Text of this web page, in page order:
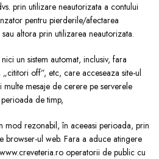
prin utilizare neautorizata a contului
pentru pierderile/afectarea
altora prin utilizarea neautorizata.
un sistem automat, inclusiv, fara
off”, etc, care acceseaza site-ul
mesaje de cerere pe serverele
de timp,
mod rezonabil, în aceeasi perioada, prin
browser-ul web. Fara a aduce atingere
operatorii de public cu